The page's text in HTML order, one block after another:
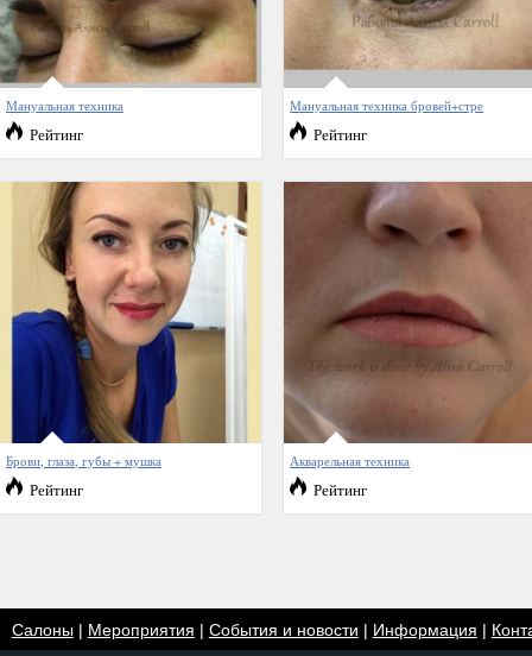
Мануальная техника
Рейтинг
Мануальная техника бровей+стре
Рейтинг
Брови, глаза, губы + мушка
Рейтинг
Акварельная техника
Рейтинг
Салоны| Мероприятия | События и новости | Информация |